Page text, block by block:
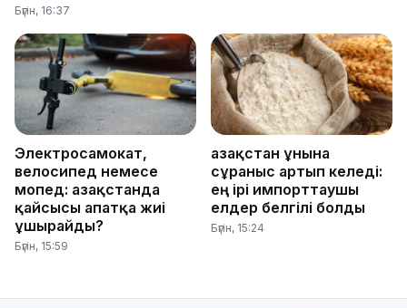
Бүгін, 16:37
Электросамокат,
велосипед немесе
мопед: Қазақстанда
қайсысы апатқа жиі
ұшырайды?
Бүгін, 15:59
Қазақстан ұнына
сұраныс артып келеді:
ең ірі импорттаушы
елдер белгілі болды
Бүгін, 15:24